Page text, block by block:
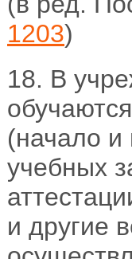
1203)
18. В
(начало и
учебных
и другие